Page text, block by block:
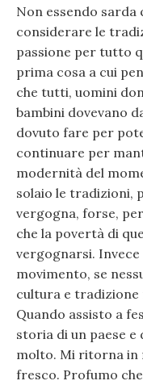
Non essendo
considerare le
passione per tutto
prima cosa a cui
che tutti, uomini
bambini dovevano
dovuto fare per
continuare per
modernità del
solaio le tradizioni,
vergogna, forse,
che la povertà di
vergognarsi. Invece
movimento, se
cultura e tradizione
Quando assisto a
storia di un paese e
molto. Mi ritorna in
fresco. Profumo